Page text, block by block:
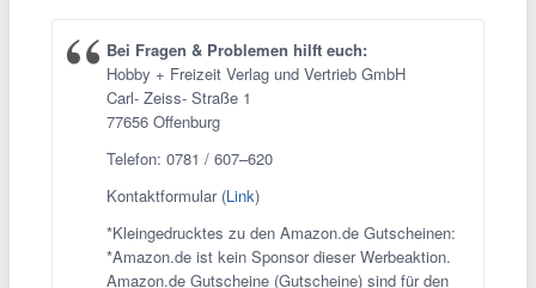
Bei Fragen & Problemen hilft euch:
Hobby + Freizeit Verlag und Vertrieb GmbH
Carl- Zeiss- Straße 1
77656 Offenburg
Telefon: 0781 / 607–620
Kontaktformular (Link)
*Kleingedrucktes zu den Amazon.de Gutscheinen:
*Amazon.de ist kein Sponsor dieser Werbeaktion.
Amazon.de Gutscheine (Gutscheine) sind für den